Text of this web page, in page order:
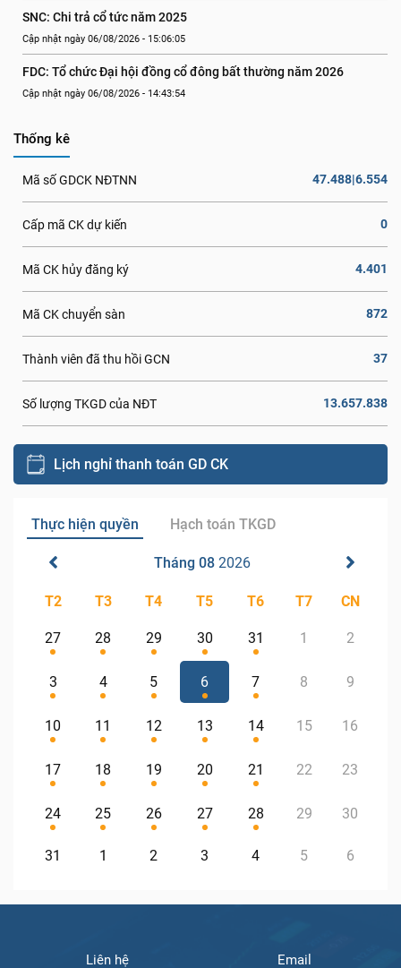
SNC: Chi trả cổ tức năm 2025
Cập nhật ngày 06/08/2026 - 15:06:05
FDC: Tổ chức Đại hội đồng cổ đông bất thường năm 2026
Cập nhật ngày 06/08/2026 - 14:43:54
Thống kê
Mã số GDCK NĐTNN 47.488|6.554
Cấp mã CK dự kiến 0
Mã CK hủy đăng ký 4.401
Mã CK chuyển sàn 872
Thành viên đã thu hồi GCN 37
Số lượng TKGD của NĐT 13.657.838
Lịch nghỉ thanh toán GD CK
Thực hiện quyền Hạch toán TKGD
Tháng 08 2026
T2 T3 T4 T5 T6 T7 CN
27 28 29 30 31 1 2
3 4 5 6 7 8 9
10 11 12 13 14 15 16
17 18 19 20 21 22 23
24 25 26 27 28 29 30
31 1 2 3 4 5 6
Liên hệ Email